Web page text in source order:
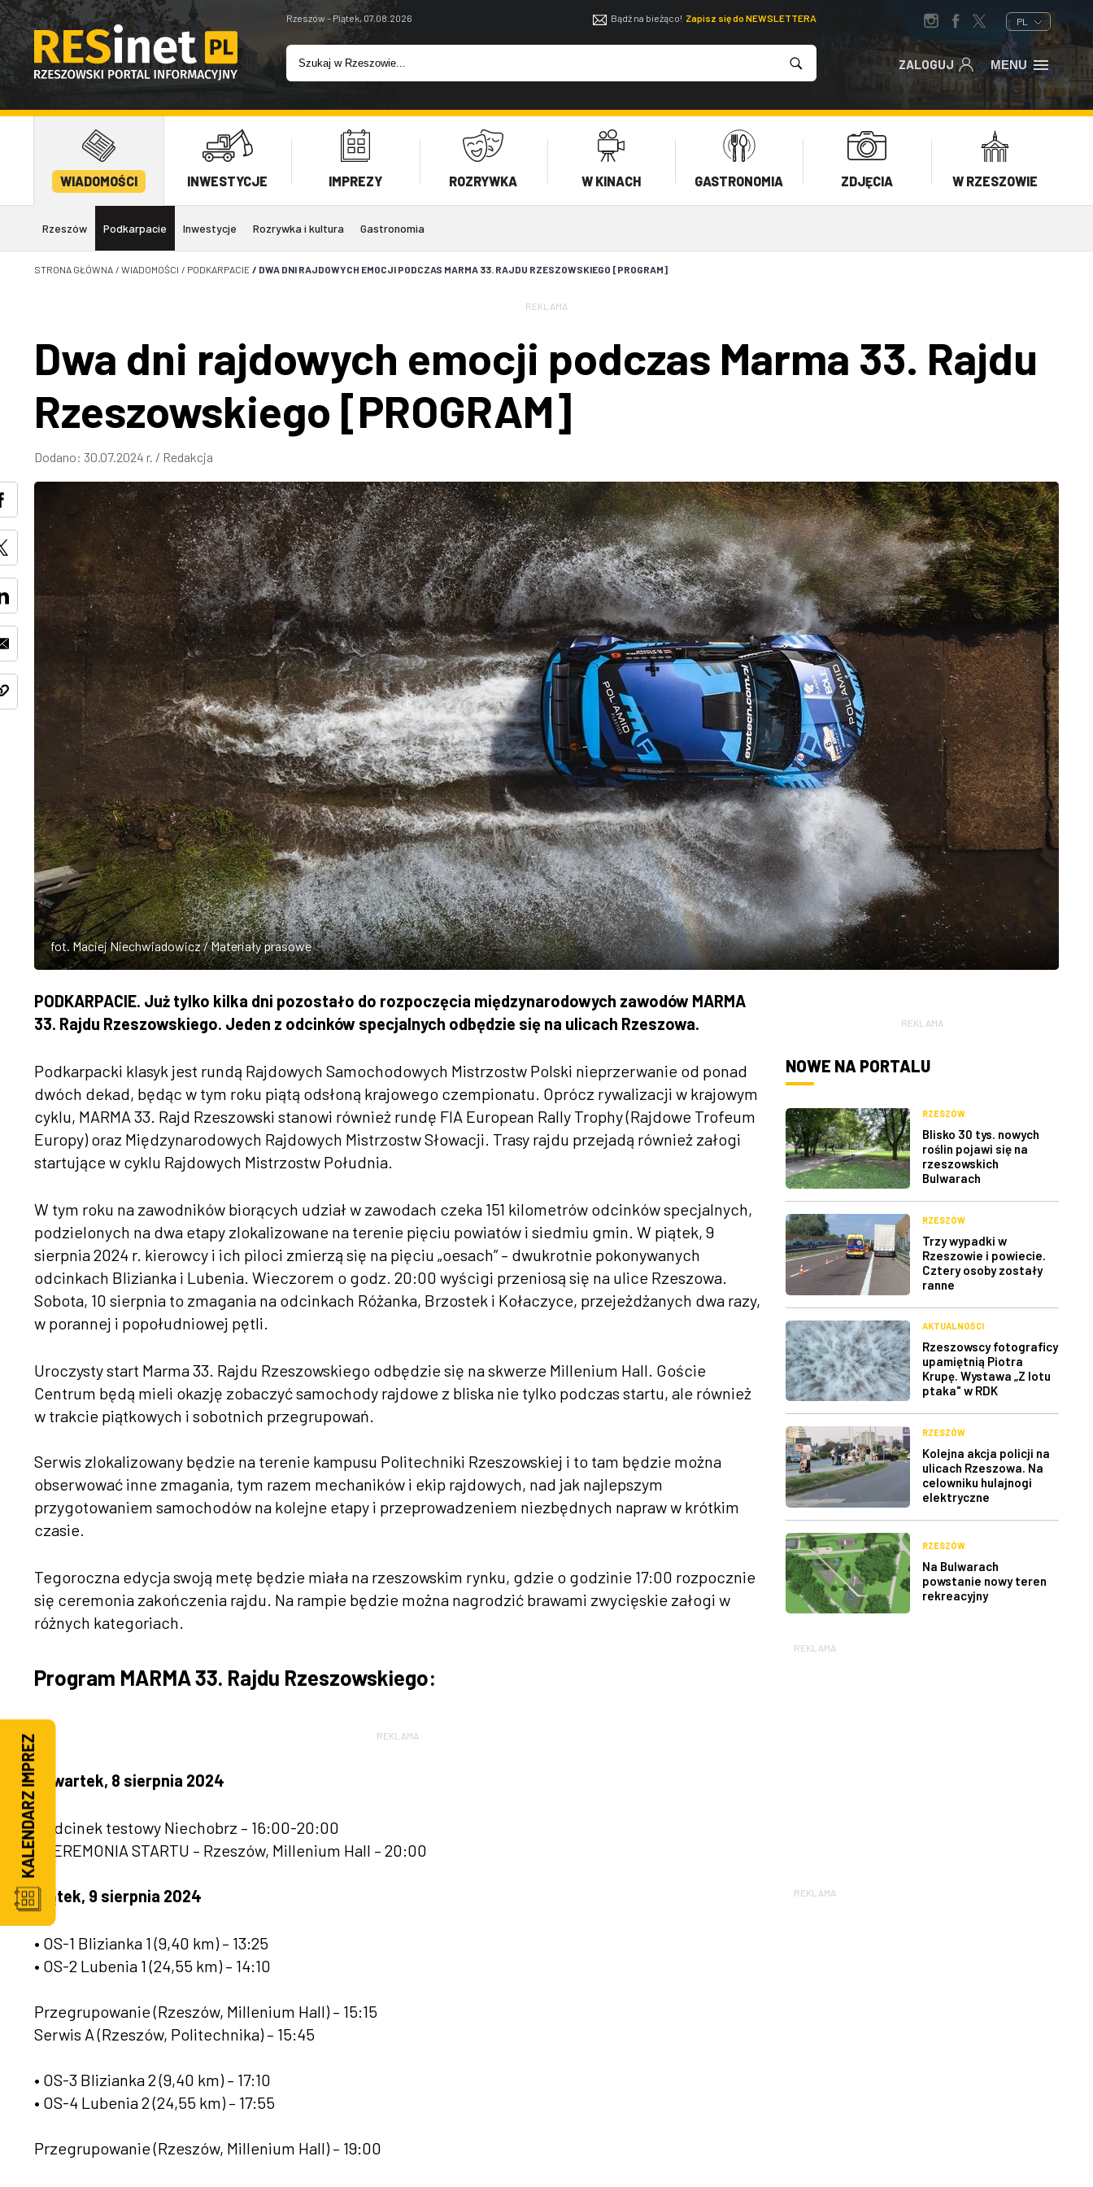
Rzeszów - Piątek, 07.08.2026 Bądź na bieżąco! Zapisz się do NEWSLETTERA PL
ZALOGUJ MENU
WIADOMOŚCI INWESTYCJE IMPREZY ROZRYWKA W KINACH GASTRONOMIA ZDJĘCIA W RZESZOWIE
Rzeszów Podkarpacie Inwestycje Rozrywka i kultura Gastronomia
STRONA GŁÓWNA / WIADOMOŚCI / PODKARPACIE / DWA DNI RAJDOWYCH EMOCJI PODCZAS MARMA 33. RAJDU RZESZOWSKIEGO [PROGRAM]
REKLAMA
Dwa dni rajdowych emocji podczas Marma 33. Rajdu
Rzeszowskiego [PROGRAM]
Dodano: 30.07.2024 r. / Redakcja
fot. Maciej Niechwiadowicz / Materiały prasowe
PODKARPACIE. Już tylko kilka dni pozostało do rozpoczęcia międzynarodowych zawodów MARMA
33. Rajdu Rzeszowskiego. Jeden z odcinków specjalnych odbędzie się na ulicach Rzeszowa.
Podkarpacki klasyk jest rundą Rajdowych Samochodowych Mistrzostw Polski nieprzerwanie od ponad
dwóch dekad, będąc w tym roku piątą odsłoną krajowego czempionatu. Oprócz rywalizacji w krajowym
cyklu, MARMA 33. Rajd Rzeszowski stanowi również rundę FIA European Rally Trophy (Rajdowe Trofeum
Europy) oraz Międzynarodowych Rajdowych Mistrzostw Słowacji. Trasy rajdu przejadą również załogi
startujące w cyklu Rajdowych Mistrzostw Południa.
W tym roku na zawodników biorących udział w zawodach czeka 151 kilometrów odcinków specjalnych,
podzielonych na dwa etapy zlokalizowane na terenie pięciu powiatów i siedmiu gmin. W piątek, 9
sierpnia 2024 r. kierowcy i ich piloci zmierzą się na pięciu „oesach” – dwukrotnie pokonywanych
odcinkach Blizianka i Lubenia. Wieczorem o godz. 20:00 wyścigi przeniosą się na ulice Rzeszowa.
Sobota, 10 sierpnia to zmagania na odcinkach Różanka, Brzostek i Kołaczyce, przejeżdżanych dwa razy,
w porannej i popołudniowej pętli.
Uroczysty start Marma 33. Rajdu Rzeszowskiego odbędzie się na skwerze Millenium Hall. Goście
Centrum będą mieli okazję zobaczyć samochody rajdowe z bliska nie tylko podczas startu, ale również
w trakcie piątkowych i sobotnich przegrupowań.
Serwis zlokalizowany będzie na terenie kampusu Politechniki Rzeszowskiej i to tam będzie można
obserwować inne zmagania, tym razem mechaników i ekip rajdowych, nad jak najlepszym
przygotowaniem samochodów na kolejne etapy i przeprowadzeniem niezbędnych napraw w krótkim
czasie.
Tegoroczna edycja swoją metę będzie miała na rzeszowskim rynku, gdzie o godzinie 17:00 rozpocznie
się ceremonia zakończenia rajdu. Na rampie będzie można nagrodzić brawami zwycięskie załogi w
różnych kategoriach.
Program MARMA 33. Rajdu Rzeszowskiego:
REKLAMA
Czwartek, 8 sierpnia 2024
• Odcinek testowy Niechobrz – 16:00-20:00
• CEREMONIA STARTU – Rzeszów, Millenium Hall – 20:00
Piątek, 9 sierpnia 2024
• OS-1 Blizianka 1 (9,40 km) – 13:25
• OS-2 Lubenia 1 (24,55 km) – 14:10
Przegrupowanie (Rzeszów, Millenium Hall) – 15:15
Serwis A (Rzeszów, Politechnika) – 15:45
• OS-3 Blizianka 2 (9,40 km) – 17:10
• OS-4 Lubenia 2 (24,55 km) – 17:55
Przegrupowanie (Rzeszów, Millenium Hall) – 19:00
REKLAMA
NOWE NA PORTALU
RZESZÓW
Blisko 30 tys. nowych
roślin pojawi się na
rzeszowskich
Bulwarach
RZESZÓW
Trzy wypadki w
Rzeszowie i powiecie.
Cztery osoby zostały
ranne
AKTUALNOŚCI
Rzeszowscy fotograficy
upamiętnią Piotra
Krupę. Wystawa „Z lotu
ptaka" w RDK
RZESZÓW
Kolejna akcja policji na
ulicach Rzeszowa. Na
celowniku hulajnogi
elektryczne
RZESZÓW
Na Bulwarach
powstanie nowy teren
rekreacyjny
REKLAMA
REKLAMA
KALENDARZ IMPREZ